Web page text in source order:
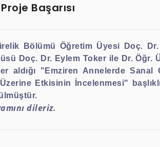
Başarısı
Bölümü Öğretim Üyesi Doç.
Doç. Dr. Eylem Toker ile Dr. Öğr.
aldığı "Emziren Annelerde Sanal
Etkisinin İncelenmesi"
dileriz.